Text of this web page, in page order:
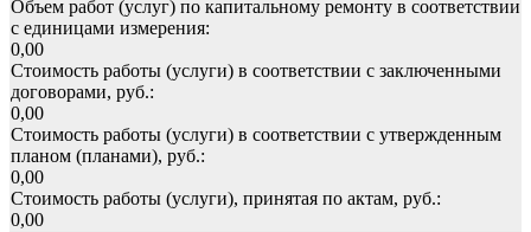
Объем работ (услуг) по капитальному ремонту в соответствии
с единицами измерения:
0,00
Стоимость работы (услуги) в соответствии с заключенными
договорами, руб.:
0,00
Стоимость работы (услуги) в соответствии с утвержденным
планом (планами), руб.:
0,00
Стоимость работы (услуги), принятая по актам, руб.:
0,00